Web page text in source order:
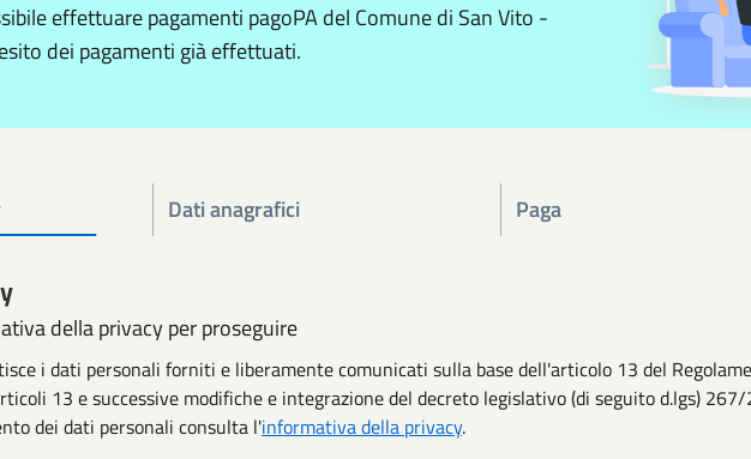
effettuare pagamenti pagoPA del Comune di San Vito -
dei pagamenti già effettuati.
Dati anagrafici Paga
della privacy per proseguire
i dati personali forniti e liberamente comunicati sulla base dell'articolo 13 del
13 e successive modifiche e integrazione del decreto legislativo (di seguito d.lgs)
dei dati personali consulta l'informativa della privacy.